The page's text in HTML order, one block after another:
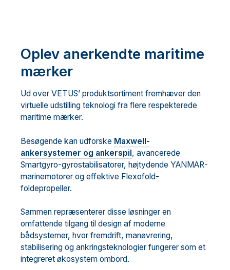
Oplev anerkendte maritime
mærker
Ud over VETUS’ produktsortiment fremhæver den
virtuelle udstilling teknologi fra flere respekterede
maritime mærker.
Besøgende kan udforske Maxwell-
ankersystemer og ankerspil, avancerede
Smartgyro-gyrostabilisatorer, højtydende YANMAR-
marinemotorer og effektive Flexofold-
foldepropeller.
Sammen repræsenterer disse løsninger en
omfattende tilgang til design af moderne
bådsystemer, hvor fremdrift, manøvrering,
stabilisering og ankringsteknologier fungerer som et
integreret økosystem ombord.